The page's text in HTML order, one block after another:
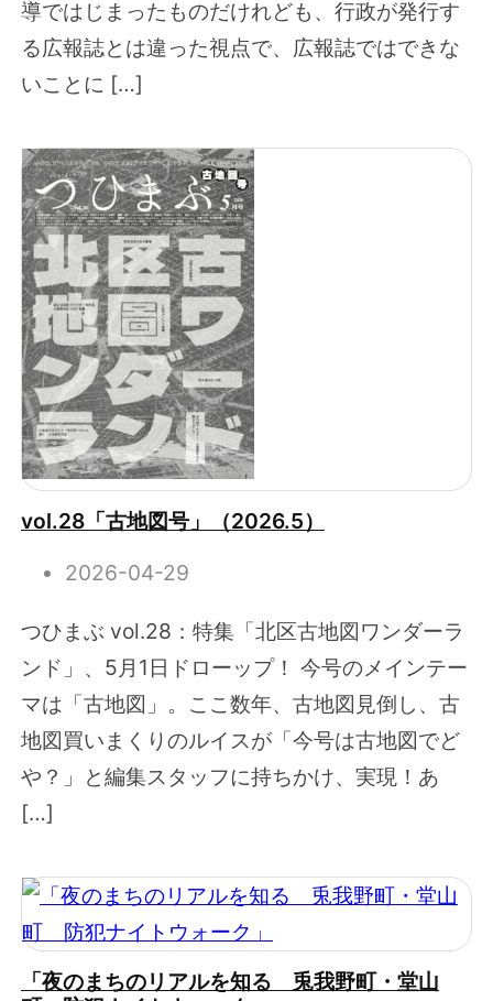
導ではじまったものだけれども、行政が発行す
る広報誌とは違った視点で、広報誌ではできな
いことに […]
vol.28「古地図号」（2026.5）
2026-04-29
つひまぶ vol.28：特集「北区古地図ワンダーラ
ンド」、5月1日ドローップ！ 今号のメインテー
マは「古地図」。ここ数年、古地図見倒し、古
地図買いまくりのルイスが「今号は古地図でど
や？」と編集スタッフに持ちかけ、実現！あ
[…]
「夜のまちのリアルを知る 兎我野町・堂山